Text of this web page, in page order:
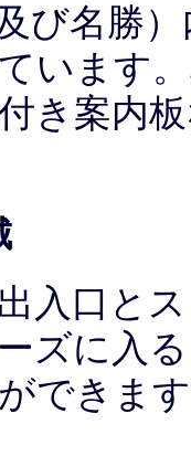
び名勝
います
き案内
入口と
ズに入
できま